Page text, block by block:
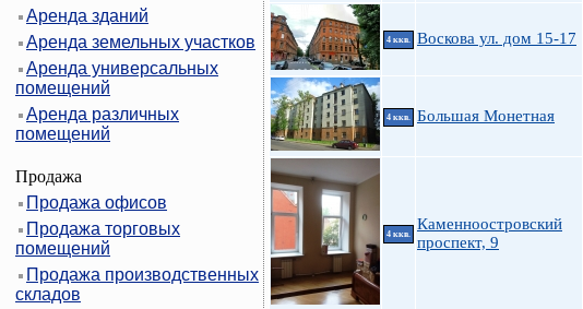
Аренда зданий
Аренда земельных участков
Аренда универсальных
помещений
Аренда различных
помещений
Продажа
Продажа офисов
Продажа торговых
помещений
Продажа производственных
складов
4 ккв. Воскова ул. дом 15-17
4 ккв. Большая Монетная
4 ккв.
Каменноостровский
проспект, 9